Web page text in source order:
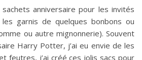
anniversaire pour les invités
garnis de quelques bonbons ou
ou autre mignonnerie). Souvent
Harry Potter, j’ai eu envie de les
feutres, j’ai créé ces jolis sacs pour